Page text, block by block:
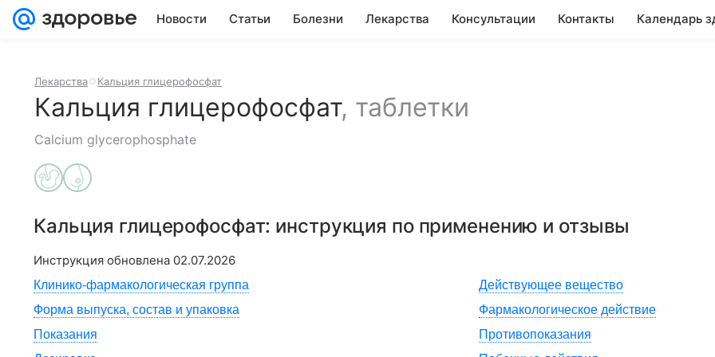
Новости Статьи Болезни Лекарства Консультации Контакты Календарь
Лекарства Кальция глицерофосфат
Кальция глицерофосфат, таблетки
Calcium glycerophosphate
Кальция глицерофосфат: инструкция по применению и отзывы
Инструкция обновлена 02.07.2026
Клинико-фармакологическая группа
Действующее вещество
Форма выпуска, состав и упаковка
Фармакологическое действие
Показания
Противопоказания